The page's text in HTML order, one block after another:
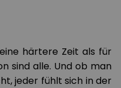
härtere Zeit als für
sind alle. Und ob man
jeder fühlt sich in der